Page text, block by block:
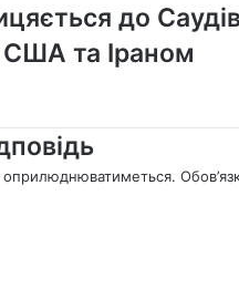
до
США та Іраном